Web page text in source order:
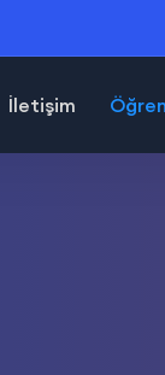
İletişim